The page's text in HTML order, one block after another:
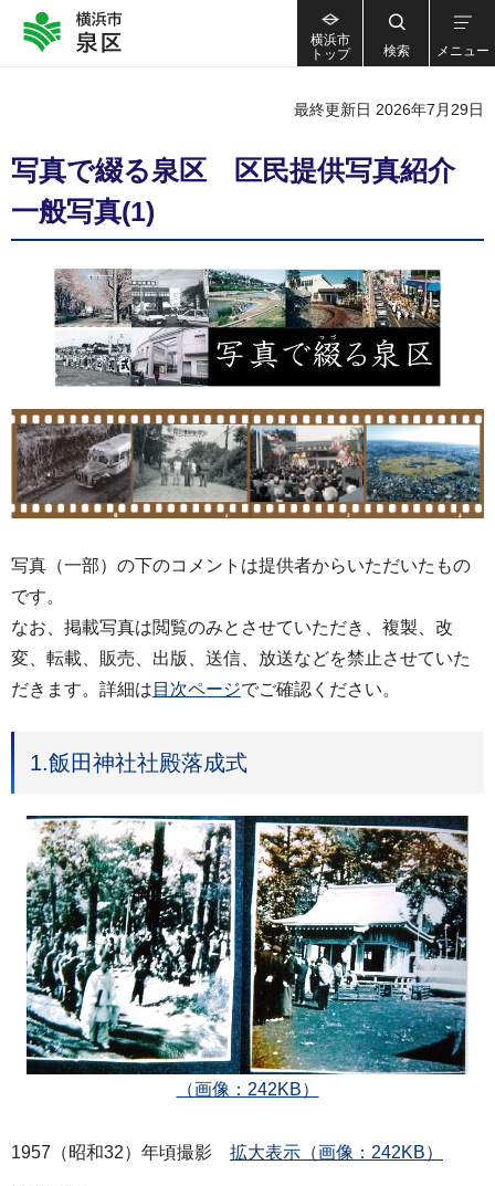
横浜市
トップ
検索 メニュー
最終更新日 2026年7月29日
写真で綴る泉区 区民提供写真紹介
一般写真(1)
写真（一部）の下のコメントは提供者からいただいたもの
です。
なお、掲載写真は閲覧のみとさせていただき、複製、改
変、転載、販売、出版、送信、放送などを禁止させていた
だきます。詳細は 目次ページでご確認ください。
1.飯田神社社殿落成式
（画像：242KB）
1957（昭和32）年頃撮影 拡大表示（画像：242KB）